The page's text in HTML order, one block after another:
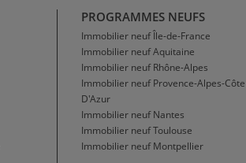
PROGRAMMES NEUFS
Immobilier neuf Île-de-France
Immobilier neuf Aquitaine
Immobilier neuf Rhône-Alpes
Immobilier neuf Provence-Alpes-Côte
D'Azur
Immobilier neuf Nantes
Immobilier neuf Toulouse
Immobilier neuf Montpellier